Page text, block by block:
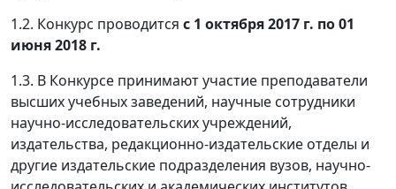
1.2. Конкурс проводится с 1 октября 2017 г. по 01
июня 2018 г.
1.3. В Конкурсе принимают участие преподаватели
высших учебных заведений, научные сотрудники
научно-исследовательских учреждений,
издательства, редакционно-издательские отделы и
другие издательские подразделения вузов, научно-